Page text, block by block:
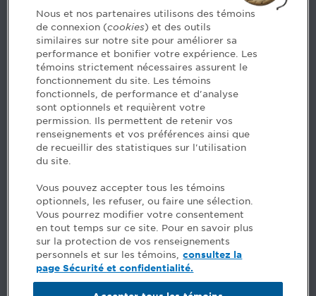
Nous joindre
5, Place Ville Marie, bureau 800, Montréal (Québec)
H3B 2G2
www.cpaquebec.ca
Des questions? Faites appel à notre équipe >
Envie de mettre de l’Ordre dans votre carrière? Voyez
les postes disponibles >
Facebook - Devenir CPA
Instagram
LinkedIn - CPA
LinkedIn - 20 minutes CPA
LinkedIn - Emploi CPA
TikTok
Nous et nos partenaires utilisons des témoins
de connexion (cookies) et des outils
similaires sur notre site pour améliorer sa
performance et bonifier votre expérience. Les
témoins strictement nécessaires assurent le
fonctionnement du site. Les témoins
fonctionnels, de performance et d'analyse
sont optionnels et requièrent votre
permission. Ils permettent de retenir vos
renseignements et vos préférences ainsi que
de recueillir des statistiques sur l'utilisation
du site.
Vous pouvez accepter tous les témoins
optionnels, les refuser, ou faire une sélection.
Vous pourrez modifier votre consentement
en tout temps sur ce site. Pour en savoir plus
sur la protection de vos renseignements
personnels et sur les témoins, consultez la
page Sécurité et confidentialité.